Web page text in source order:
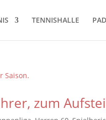
TENNISHALLE
zum